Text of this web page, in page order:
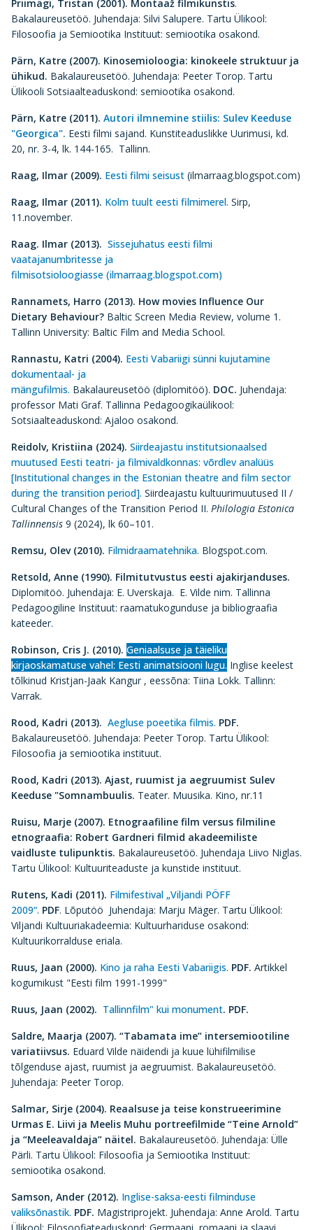
Priimägi, Tristan (2001). Montaaž filmikunstis.
Bakalaureusetöö. Juhendaja: Silvi Salupere. Tartu Ülikool:
Filosoofia ja Semiootika Instituut: semiootika osakond.
Pärn, Katre (2007). Kinosemioloogia: kinokeele struktuur ja
ühikud. Bakalaureusetöö. Juhendaja: Peeter Torop. Tartu
Ülikooli Sotsiaalteaduskond: semiootika osakond.
Pärn, Katre (2011). Autori ilmnemine stiilis: Sulev Keeduse
"Georgica". Eesti filmi sajand. Kunstiteaduslikke Uurimusi, kd.
20, nr. 3-4, lk. 144-165. Tallinn.
Raag, Ilmar (2009). Eesti filmi seisust (ilmarraag.blogspot.com)
Raag, Ilmar (2011). Kolm tuult eesti filmimerel. Sirp,
11.november.
Raag. Ilmar (2013). Sissejuhatus eesti filmi
vaatajanumbritesse ja
filmisotsioloogiasse (ilmarraag.blogspot.com)
Rannamets, Harro (2013). How movies Influence Our
Dietary Behaviour? Baltic Screen Media Review, volume 1.
Tallinn University: Baltic Film and Media School.
Rannastu, Katri (2004). Eesti Vabariigi sünni kujutamine
dokumentaal- ja
mängufilmis. Bakalaureusetöö (diplomitöö). DOC. Juhendaja:
professor Mati Graf. Tallinna Pedagoogikaülikool:
Sotsiaalteaduskond: Ajaloo osakond.
Reidolv, Kristiina (2024). Siirdeajastu institutsionaalsed
muutused Eesti teatri- ja filmivaldkonnas: võrdlev analüüs
[Institutional changes in the Estonian theatre and film sector
during the transition period]. Siirdeajastu kultuurimuutused II /
Cultural Changes of the Transition Period II. Philologia Estonica
Tallinnensis 9 (2024), lk 60–101.
Remsu, Olev (2010). Filmidraamatehnika. Blogspot.com.
Retsold, Anne (1990). Filmitutvustus eesti ajakirjanduses.
Diplomitöö. Juhendaja: E. Uverskaja. E. Vilde nim. Tallinna
Pedagoogiline Instituut: raamatukogunduse ja bibliograafia
kateeder.
Robinson, Cris J. (2010). Geniaalsuse ja täieliku
kirjaoskamatuse vahel: Eesti animatsiooni lugu. Inglise keelest
tõlkinud Kristjan-Jaak Kangur , eessõna: Tiina Lokk. Tallinn:
Varrak.
Rood, Kadri (2013). Aegluse poeetika filmis. PDF.
Bakalaureusetöö. Juhendaja: Peeter Torop. Tartu Ülikool:
Filosoofia ja semiootika instituut.
Rood, Kadri (2013). Ajast, ruumist ja aegruumist Sulev
Keeduse "Somnambuulis. Teater. Muusika. Kino, nr.11
Ruisu, Marje (2007). Etnograafiline film versus filmiline
etnograafia: Robert Gardneri filmid akadeemiliste
vaidluste tulipunktis. Bakalaureusetöö. Juhendaja Liivo Niglas.
Tartu Ülikool: Kultuuriteaduste ja kunstide instituut.
Rutens, Kadi (2011). Filmifestival „Viljandi PÖFF
2009“. PDF. Lõputöö Juhendaja: Marju Mäger. Tartu Ülikool:
Viljandi Kultuuriakadeemia: Kultuurhariduse osakond:
Kultuurikorralduse eriala.
Ruus, Jaan (2000). Kino ja raha Eesti Vabariigis. PDF. Artikkel
kogumikust "Eesti film 1991-1999"
Ruus, Jaan (2002). Tallinnfilm" kui monument. PDF.
Saldre, Maarja (2007). “Tabamata ime” intersemiootiline
variatiivsus. Eduard Vilde näidendi ja kuue lühifilmilise
tõlgenduse ajast, ruumist ja aegruumist. Bakalaureusetöö.
Juhendaja: Peeter Torop.
Salmar, Sirje (2004). Reaalsuse ja teise konstrueerimine
Urmas E. Liivi ja Meelis Muhu portreefilmide “Teine Arnold”
ja “Meeleavaldaja” näitel. Bakalaureusetöö. Juhendaja: Ülle
Pärli. Tartu Ülikool: Filosoofia ja Semiootika Instituut:
semiootika osakond.
Samson, Ander (2012). Inglise-saksa-eesti filminduse
valiksõnastik. PDF. Magistriprojekt. Juhendaja: Anne Arold. Tartu